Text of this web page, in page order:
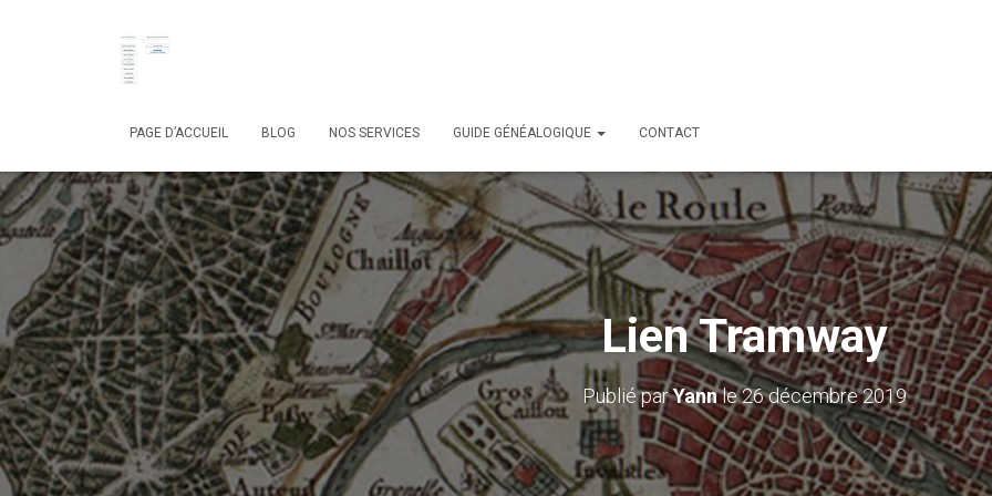
PAGE D’ACCUEIL BLOG NOS SERVICES GUIDE GÉNÉALOGIQUE CONTACT
Lien Tramway
Publié parYannle26 décembre 2019